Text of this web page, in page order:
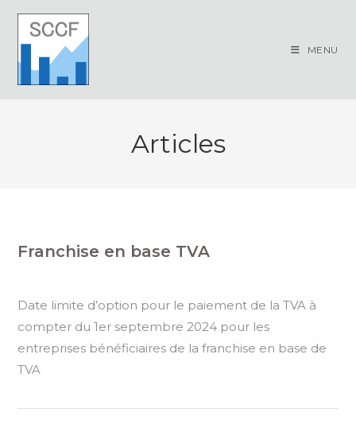
content
MENU
Articles
Franchise en base TVA
Date limite d’option pour le paiement de la TVA à
compter du 1er septembre 2024 pour les
entreprises bénéficiaires de la franchise en base de
TVA